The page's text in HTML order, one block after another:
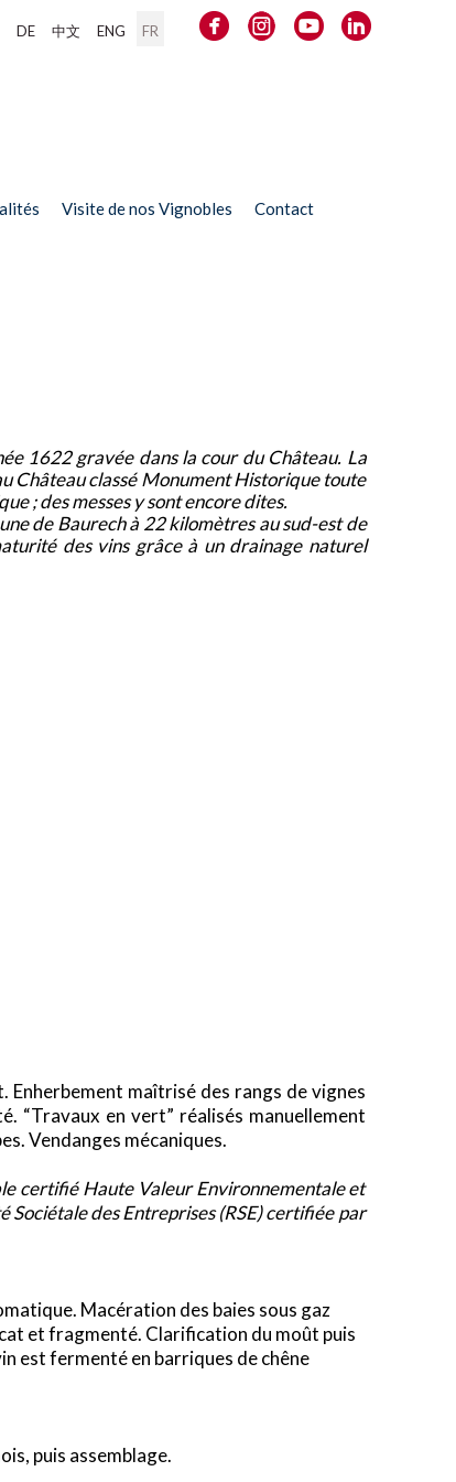
DE 中文 ENG FR
Visite de nos Vignobles Contact
1622 gravée dans la cour du Château. La
Château classé Monument Historique toute
; des messes y sont encore dites.
de Baurech à 22 kilomètres au sud-est de
des vins grâce à un drainage naturel
maîtrisé des rangs de vignes
“Travaux en vert” réalisés manuellement
Vendanges mécaniques.
certifié Haute Valeur Environnementale et
Sociétale des Entreprises (RSE) certifiée par
Macération des baies sous gaz
et fragmenté. Clarification du moût puis
est fermenté en barriques de chêne
puis assemblage.